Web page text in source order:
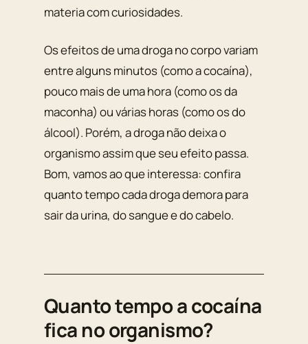
materia com curiosidades.
Os efeitos de uma droga no corpo variam
entre alguns minutos (como a cocaína),
pouco mais de uma hora (como os da
maconha) ou várias horas (como os do
álcool). Porém, a droga não deixa o
organismo assim que seu efeito passa.
Bom, vamos ao que interessa: confira
quanto tempo cada droga demora para
sair da urina, do sangue e do cabelo.
Quanto tempo a cocaína
fica no organismo?